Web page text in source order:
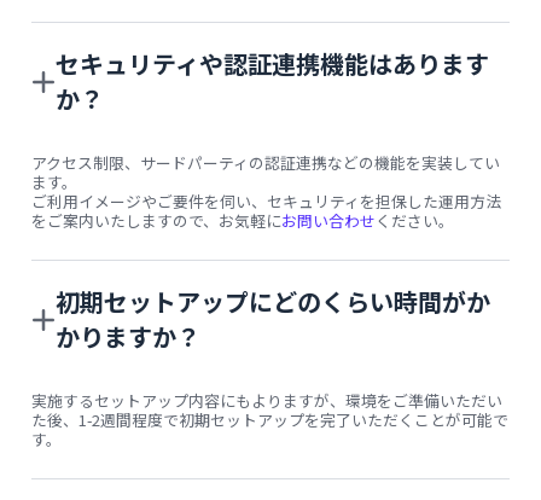
セキュリティや認証連携機能はあります
か？
アクセス制限、サードパーティの認証連携などの機能を実装してい
ます。
ご利用イメージやご要件を伺い、セキュリティを担保した運用方法
をご案内いたしますので、お気軽にお問い合わせください。
初期セットアップにどのくらい時間がか
かりますか？
実施するセットアップ内容にもよりますが、環境をご準備いただい
た後、1-2週間程度で初期セットアップを完了いただくことが可能で
す。